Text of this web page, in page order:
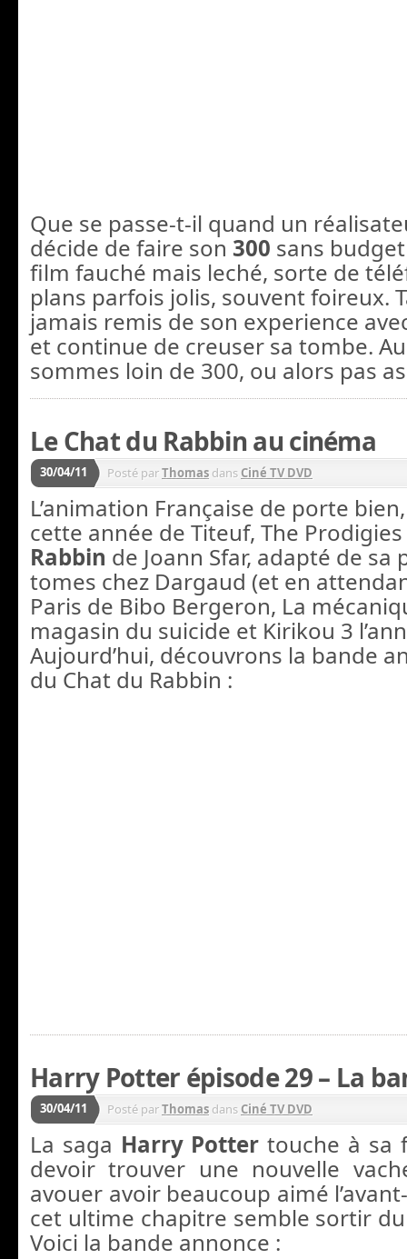
Que se passe-t-il quand un
décide de faire son 300 sans
film fauché mais leché, sorte de
plans parfois jolis, souvent foireux.
jamais remis de son experience
et continue de creuser sa tombe.
sommes loin de 300, ou alors pas
Le Chat du Rabbin au cinéma
30/04/11 Posté parThomas dans Ciné TV DVD
L’animation Française de porte
cette année de Titeuf, The
Rabbin de Joann Sfar, adapté de sa
tomes chez Dargaud (et en
Paris de Bibo Bergeron, La
magasin du suicide et Kirikou 3
Aujourd’hui, découvrons la bande
du Chat du Rabbin :
Harry Potter épisode 29 – La
30/04/11 Posté parThomas dans Ciné TV DVD
La saga Harry Pottertouche à sa
devoir trouver une nouvelle
avouer avoir beaucoup aimé
cet ultime chapitre semble sortir
Voici la bande annonce :